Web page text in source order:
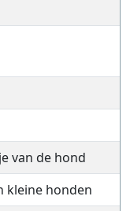
van de hond
kleine honden